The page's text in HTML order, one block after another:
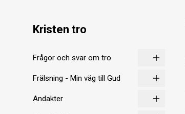
Kristen tro
Frågor och svar om tro
Frälsning - Min väg till Gud
Andakter